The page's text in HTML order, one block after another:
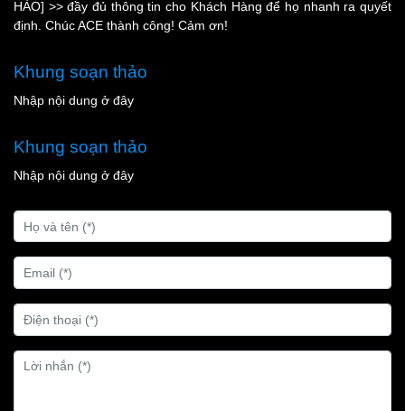
HẢO] >> đầy đủ thông tin cho Khách Hàng để họ nhanh ra quyết
định. Chúc ACE thành công! Cảm ơn!
Khung soạn thảo
Nhập nội dung ở đây
Khung soạn thảo
Nhập nội dung ở đây